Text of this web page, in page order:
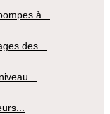
à...
des...